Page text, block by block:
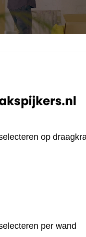
op
per wand